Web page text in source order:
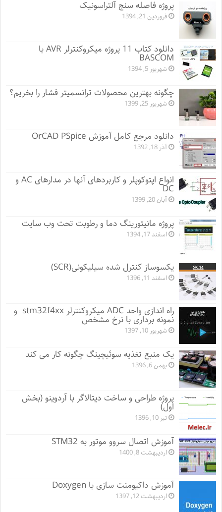
پروژه فاصله سنج آلتراسونیک
فروردین 21, 1394
دانلود کتاب 11 پروژه میکروکنترلر AVR با
BASCOM
شهریور 5, 1394
چگونه بهترین محصولات ترانسمیتر فشار را بخریم؟
شهریور 25, 1399
دانلود مرجع کامل آموزش OrCAD PSpice
آذر 18, 1392
انواع اپتوکوپلر و کاربردهای آنها در مدارهای AC و
DC
آبان 20, 1399
پروژه مانيتورينگ دما و رطوبت تحت وب سایت
اسفند 17, 1394
یکسوساز کنترل شده سیلیکونی(SCR)
اسفند 11, 1396
راه اندازی واحد ADC میکروکنترلر stm32f4xx و
نمونه برداری با نرخ مشخص
شهریور 10, 1397
یک منبع تغذیه سوئیچینگ چگونه کار می کند
بهمن 6, 1396
پروژه طراحی و ساخت دیتالاگر با آردوینو (بخش
اول)
تیر 10, 1396
آموزش اتصال سروو موتور به STM32
اردیبهشت 8, 1400
آموزش داکیومنت سازی با Doxygen
اردیبهشت 12, 1397